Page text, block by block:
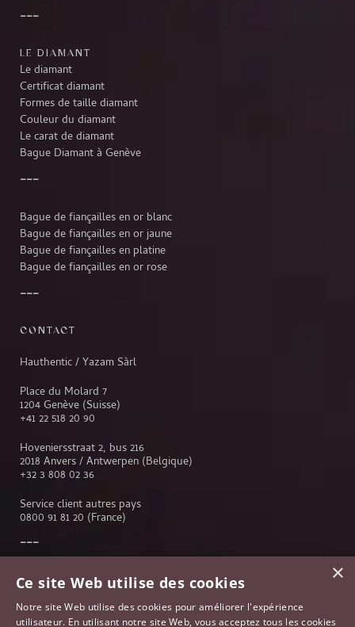
LE DIAMANT
Le diamant
Certificat diamant
Formes de taille diamant
Couleur du diamant
Le carat de diamant
Bague Diamant à Genève
Bague de fiançailles en or blanc
Bague de fiançailles en or jaune
Bague de fiançailles en platine
Bague de fiançailles en or rose
CONTACT
Hauthentic / Yazam Sàrl
Place du Molard 7
1204 Genève (Suisse)
+41 22 518 20 90
Hoveniersstraat 2, bus 216
2018 Anvers / Antwerpen (Belgique)
+32 3 808 02 36
Service client autres pays
0800 91 81 20 (France)
Service client
Lausanne
×
Ce site Web utilise des cookies
Notre site Web utilise des cookies pour améliorer l'expérience
utilisateur. En utilisant notre site Web, vous acceptez tous les cookies